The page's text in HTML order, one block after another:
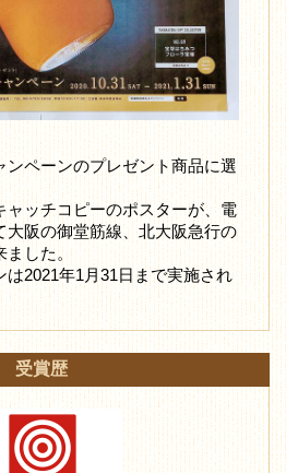
ンペーンのプレゼント商品に選
ャッチコピーのポスターが、電
大阪の御堂筋線、北大阪急行の
ました。
2021年1月31日まで実施され
受賞歴